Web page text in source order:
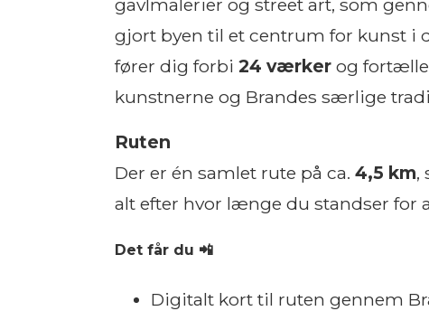
gavlmalerier og street art, som
gjort byen til et centrum for kunst i
fører dig forbi 24 værker og
kunstnerne og Brandes særlige
Ruten
Der er én samlet rute på ca. 4,5 km,
alt efter hvor længe du standser for
Det får du 📲
Digitalt kort til ruten gennem